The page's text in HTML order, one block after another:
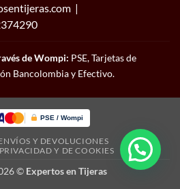
|
de Wompi: PSE, Tarjetas de
Bancolombia y Efectivo.
PSE / Wompi
Y DEVOLUCIONES
Y DE COOKIES
© Expertos en Tijeras